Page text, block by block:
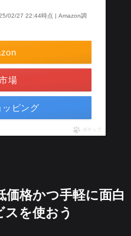
02/27 22:44時点 | Amazon調
場
ッピング
ポチップ
格かつ手軽に面白
を使おう